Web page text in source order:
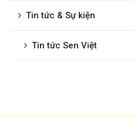
Tin tức & Sự kiện
Tin tức Sen Việt